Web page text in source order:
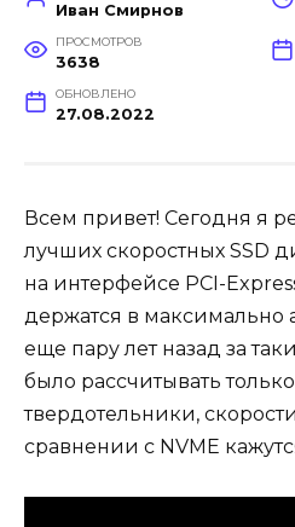
Иван Смирнов
ПРОСМОТРОВ
3638
ОБНОВЛЕНО
27.08.2022
Всем привет! Сегодня я
лучших скоростных SSD
на интерфейсе PCI-
держатся в максимально
еще пару лет назад за
было рассчитывать
твердотельники,
сравнении с NVME